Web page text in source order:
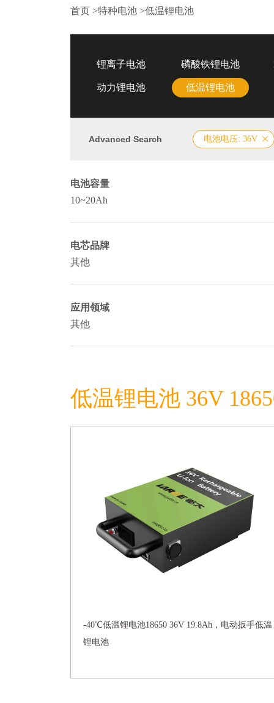
首页 >特种电池 >低温锂电池
锂离子电池 磷酸铁锂电池
动力锂电池 低温锂电池
Advanced Search 电池电压: 36V
电池容量
10~20Ah
电芯品牌
其他
应用领域
其他
低温锂电池 36V
-40℃低温锂电池18650 36V 19.8Ah，电动扳手低温
锂电池